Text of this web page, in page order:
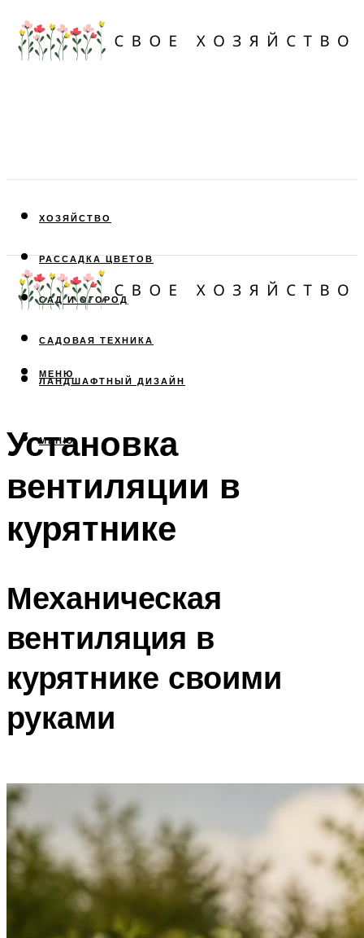
ХОЗЯЙСТВО
РАССАДКА ЦВЕТОВ
САД И ОГОРОД
САДОВАЯ ТЕХНИКА
ЛАНДШАФТНЫЙ ДИЗАЙН
МЕНЮ
МЕНЮ
Установка
вентиляции в
курятнике
Механическая
вентиляция в
курятнике своими
руками